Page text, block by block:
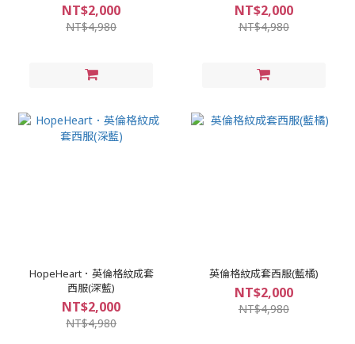
NT$2,000
NT$4,980
NT$2,000
NT$4,980
HopeHeart．英倫格紋成套
西服(深藍)
NT$2,000
NT$4,980
英倫格紋成套西服(藍橘)
NT$2,000
NT$4,980